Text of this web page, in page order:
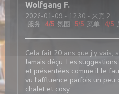
Wolfgang F
2026-01-09 - 12:30 - 来宾 2
服务 : 4/5 氛围 : 5/5 菜单 : 4/5
Cela fait 20 ans que j‘y vais,
Jamais déçu. Les
et présentées comme il le
vu l‘affluence parfois un peu
chalet et cosy